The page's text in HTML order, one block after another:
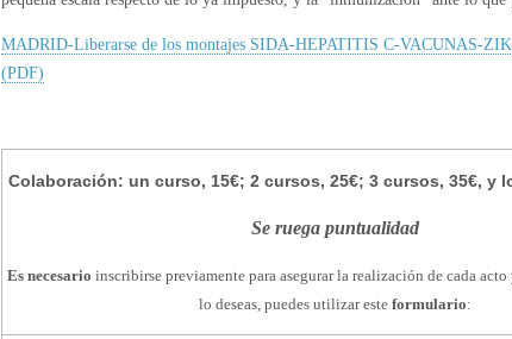
MADRID-Liberarse de los montajes SIDA-HEPATITIS C-VACUNAS-
(PDF)
Colaboración: un curso, 15€; 2 cursos, 25€; 3 cursos, 35€, y
Se ruega puntualidad
Es necesario inscribirse previamente para asegurar la realización de cada acto
lo deseas, puedes utilizar este formulario: